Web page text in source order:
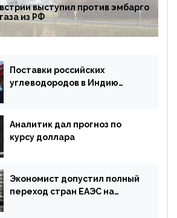
выступил против эмбарго
из РФ
Поставки российских
углеводородов в Индию
Аналитик дал прогноз по
курсу доллара
Экономист допустил полный
переход стран ЕАЭС на